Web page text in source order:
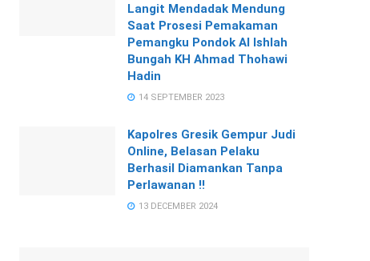
Langit Mendadak Mendung
Saat Prosesi Pemakaman
Pemangku Pondok Al Ishlah
Bungah KH Ahmad Thohawi
Hadin
14 SEPTEMBER 2023
Kapolres Gresik Gempur Judi
Online, Belasan Pelaku
Berhasil Diamankan Tanpa
Perlawanan !!
13 DECEMBER 2024